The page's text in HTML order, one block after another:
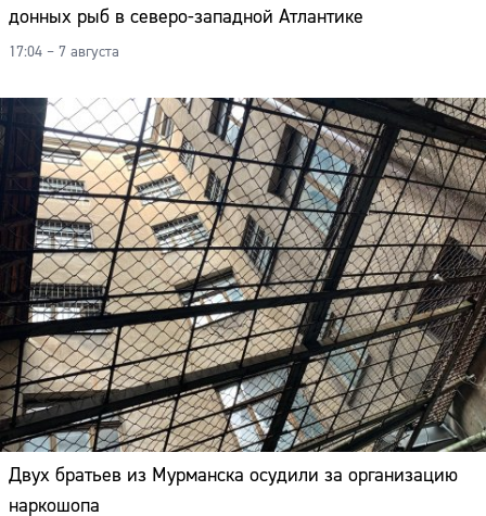
донных рыб в северо-западной Атлантике
17:04 – 7 августа
Двух братьев из Мурманска осудили за организацию
наркошопа